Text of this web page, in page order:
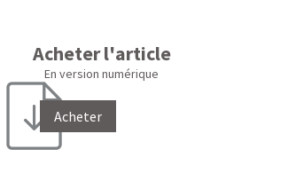
Acheter l'article
En version numérique
Acheter